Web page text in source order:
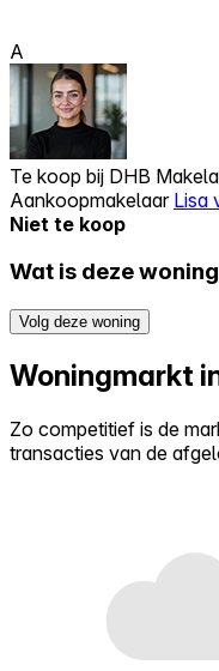
A
Te koop bij DHB
Aankoopmakelaar Lisa
Niet te koop
Wat is deze
Volg deze woning
Woningmarkt
Zo competitief is de
transacties van de